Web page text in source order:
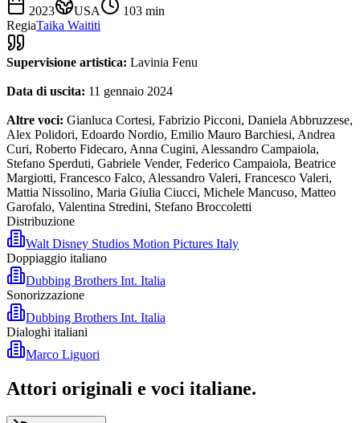
2023
USA 103 min
RegiaTaika Waititi
Supervisione artistica: Lavinia Fenu
Data di uscita: 11 gennaio 2024
Altre voci: Gianluca Cortesi, Fabrizio Picconi, Daniela Abbruzzese,
Alex Polidori, Edoardo Nordio, Emilio Mauro Barchiesi, Andrea
Curi, Roberto Fidecaro, Anna Cugini, Alessandro Campaiola,
Stefano Sperduti, Gabriele Vender, Federico Campaiola, Beatrice
Margiotti, Francesco Falco, Alessandro Valeri, Francesco Valeri,
Mattia Nissolino, Maria Giulia Ciucci, Michele Mancuso, Matteo
Garofalo, Valentina Stredini, Stefano Broccoletti
Distribuzione
Walt Disney Studios Motion Pictures Italy
Doppiaggio italiano
Dubbing Brothers Int. Italia
Sonorizzazione
Dubbing Brothers Int. Italia
Dialoghi italiani
Marco Liguori
Attori originali e voci italiane.